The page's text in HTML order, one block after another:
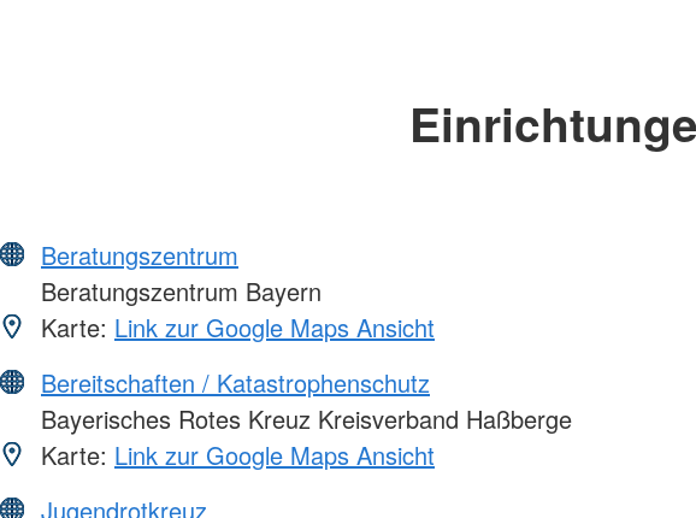
Beratungszentrum
Beratungszentrum Bayern
Karte: Link zur Google Maps Ansicht
Bereitschaften / Katastrophenschutz
Bayerisches Rotes Kreuz Kreisverband Haßberge
Karte: Link zur Google Maps Ansicht
Jugendrotkreuz